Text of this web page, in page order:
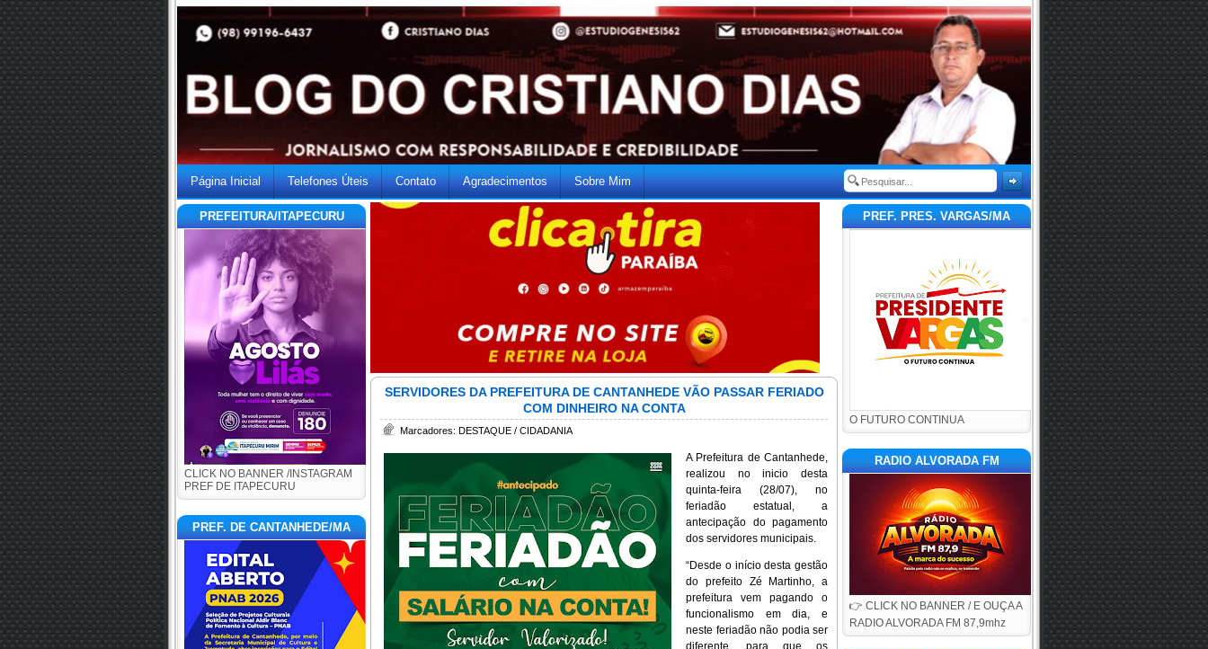
Página Inicial Telefones Úteis Contato Agradecimentos Sobre Mim
PREFEITURA/ITAPECURU
CLICK NO BANNER /INSTAGRAM
PREF DE ITAPECURU
PREF. DE CANTANHEDE/MA
SERVIDORES DA PREFEITURA DE CANTANHEDE VÃO PASSAR FERIADO
COM DINHEIRO NA CONTA
Marcadores: DESTAQUE / CIDADANIA
A Prefeitura de Cantanhede,
realizou no inicio desta
quinta-feira (28/07), no
feriadão estatual, a
antecipação do pagamento
dos servidores municipais.
“Desde o início desta gestão
do prefeito Zé Martinho, a
prefeitura vem pagando o
funcionalismo em dia, e
neste feriadão não podia ser
diferente, para que os
PREF. PRES. VARGAS/MA
O FUTURO CONTINUA
RADIO ALVORADA FM
👉 CLICK NO BANNER / E OUÇA A
RADIO ALVORADA FM 87,9mhz